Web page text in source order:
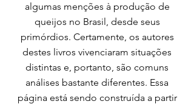
algumas menções à produção de
queijos no Brasil, desde seus
primórdios. Certamente, os autores
destes livros vivenciaram situações
distintas e, portanto, são comuns
análises bastante diferentes. Essa
página está sendo construída a partir